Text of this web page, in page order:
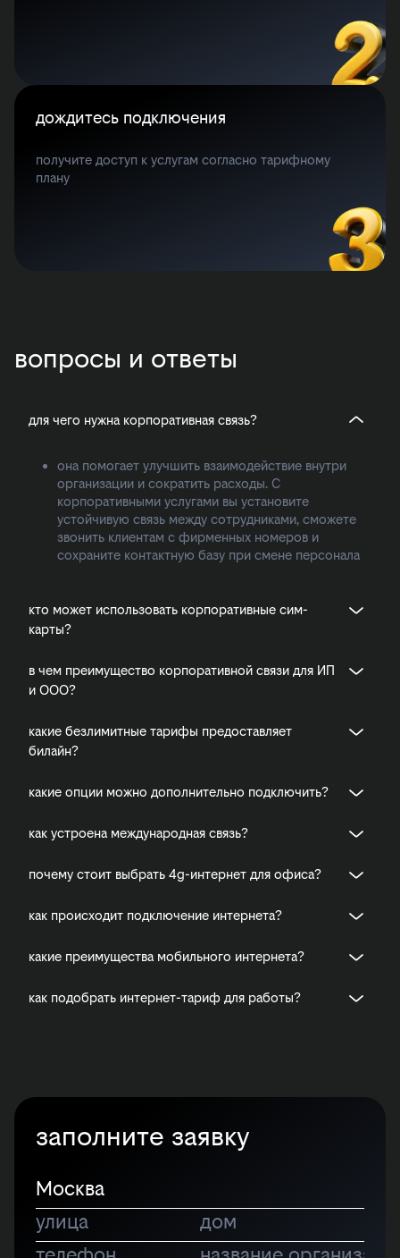
дождитесь подключения
получите доступ к услугам согласно тарифному
плану
вопросы и ответы
для чего нужна корпоративная связь?
она помогает улучшить взаимодействие внутри
организации и сократить расходы. С
корпоративными услугами вы установите
устойчивую связь между сотрудниками, сможете
звонить клиентам с фирменных номеров и
сохраните контактную базу при смене персонала
кто может использовать корпоративные сим-
карты?
в чем преимущество корпоративной связи для ИП
и ООО?
какие безлимитные тарифы предоставляет
билайн?
какие опции можно дополнительно подключить?
как устроена международная связь?
почему стоит выбрать 4g-интернет для офиса?
как происходит подключение интернета?
какие преимущества мобильного интернета?
как подобрать интернет-тариф для работы?
заполните заявку